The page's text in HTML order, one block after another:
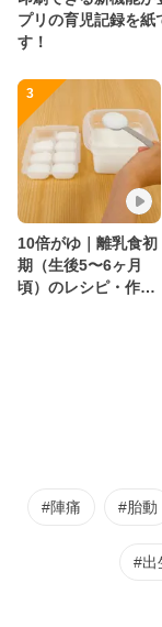
プリの育児記録を紙
す！
3
10倍がゆ｜離乳食初
期（生後5〜6ヶ月
頃）のレシピ・作り
#陣痛 #胎動
#出